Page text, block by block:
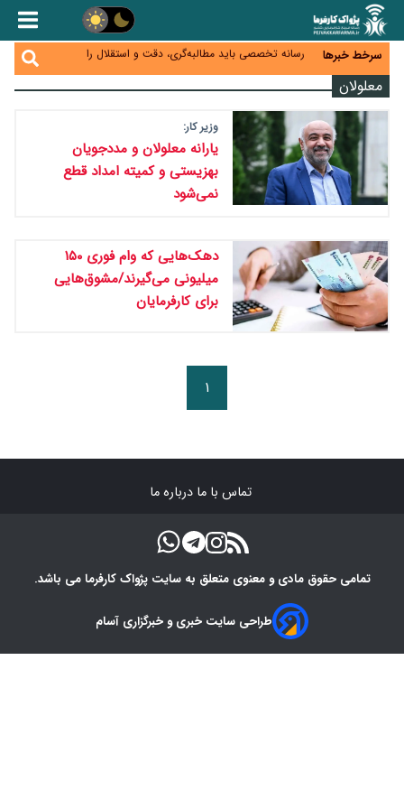
سرخط خبرها
هشدار درباره کاهش عرضه مسکن اجاره‌ای؛ دولت
واحدهای خود را وارد بازار کند
رسانه تخصصی باید مطالبه‌گری، دقت و استقلال را
احراز صلاحیت ۱۹۴۱ مدیر در شرکت‌های وزارت کار انجام
نشده است؛ شایسته‌سالاری زیر فشار؟
به چه قیمتی؟
سفارش همچنان متوقف است
معلولان
وزیر کار:
یارانه معلولان و مددجویان
بهزیستی و کمیته امداد قطع
نمی‌شود
دهک‌هایی که وام فوری ۱۵۰
میلیونی می‌گیرند/مشوق‌هایی
برای کارفرمایان
۱
تماس با ما درباره ما
تمامی حقوق مادی و معنوی متعلق به سایت پژواک کارفرما می باشد.
طراحی سایت خبری و خبرگزاری آسام